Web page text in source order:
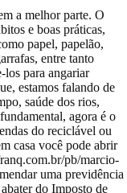
a melhor parte. O
e boas práticas,
papel, papelão,
entre tanto
los para angariar
estamos falando de
saúde dos rios,
agora é o
do reciclável ou
casa você pode abrir
pb/marcio-
uma previdência
do Imposto de